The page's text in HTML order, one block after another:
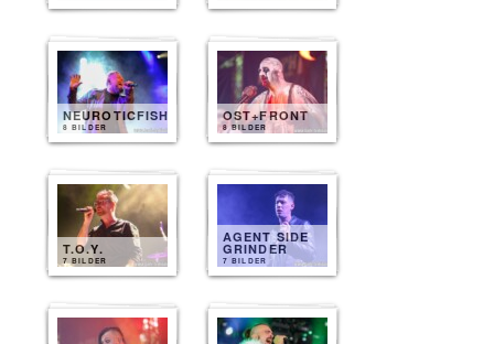
NEUROTICFISH
8 BILDER
OST+FRONT
8 BILDER
T.O.Y.
7 BILDER
AGENT SIDE
GRINDER
7 BILDER